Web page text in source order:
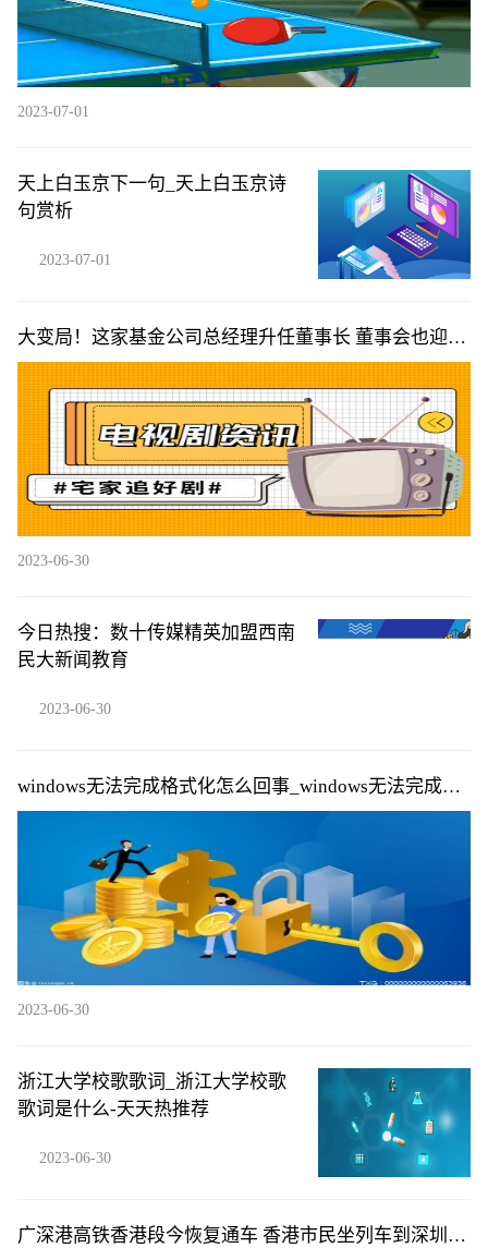
2023-07-01
天上白玉京下一句_天上白玉京诗
句赏析
2023-07-01
大变局！这家基金公司总经理升任董事长 董事会也迎来
“洗牌”
2023-06-30
今日热搜：数十传媒精英加盟西南
民大新闻教育
2023-06-30
windows无法完成格式化怎么回事_windows无法完成格
式化的原因|每日快播
2023-06-30
浙江大学校歌歌词_浙江大学校歌
歌词是什么-天天热推荐
2023-06-30
广深港高铁香港段今恢复通车 香港市民坐列车到深圳喝